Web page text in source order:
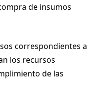
de insumos
correspondientes a
los recursos
de las